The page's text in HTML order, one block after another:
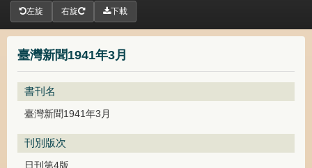
臺灣新聞1941年3月
書刊名
臺灣新聞1941年3月
刊別版次
日刊第4版
左旋 右旋 下載